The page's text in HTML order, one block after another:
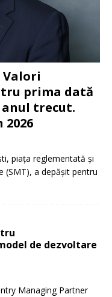
Valori
prima dată
anul trecut.
piața reglementată și
(SMT), a depășit pentru
de dezvoltare
Managing Partner